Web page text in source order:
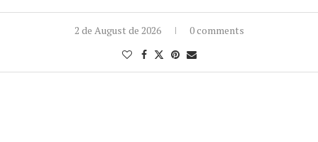
2 de August de 2026 0 comments